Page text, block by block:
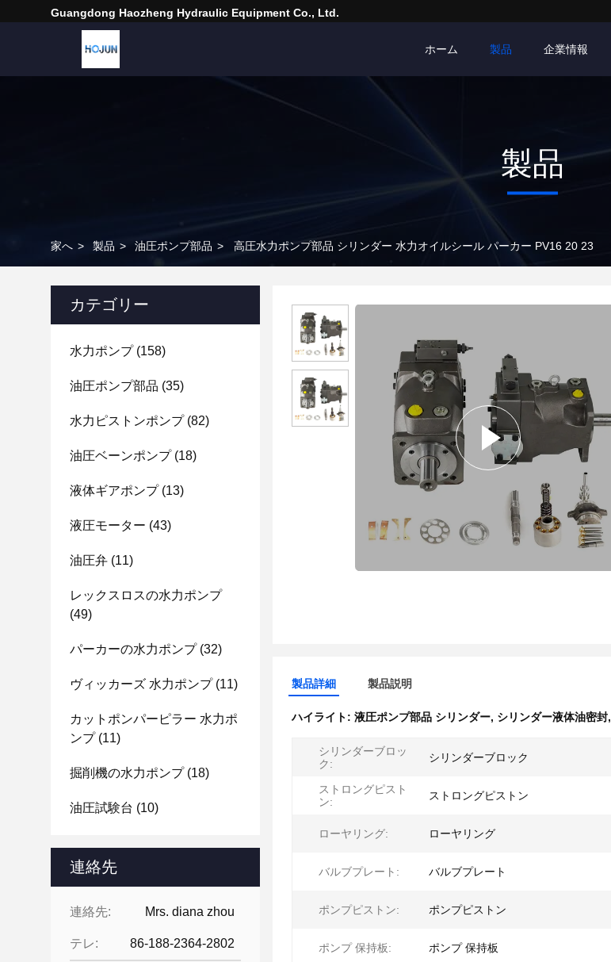
Guangdong Haozheng Hydraulic Equipment Co., Ltd.
ホーム 製品 企業情報
製品
家へ > 製品 > 油圧ポンプ部品 > 高圧水力ポンプ部品 シリンダー 水力オイルシール パーカー PV16 20 23
カテゴリー
水力ポンプ(158)
油圧ポンプ部品 (35)
水力ピストンポンプ(82)
油圧ベーンポンプ(18)
液体ギアポンプ(13)
液圧モーター (43)
油圧弁 (11)
レックスロスの水力ポンプ
(49)
パーカーの水力ポンプ(32)
ヴィッカーズ 水力ポンプ(11)
カットポンパーピラー 水力ポ
ンプ(11)
掘削機の水力ポンプ(18)
油圧試験台 (10)
連絡先
連絡先: Mrs. diana zhou
テレ: 86-188-2364-2802
製品詳細 製品説明
ハイライト: 液圧ポンプ部品 シリンダー, シリンダー液体油密封,
シリンダーブロッ
ク:
シリンダーブロック
ストロングピスト
ン:
ストロングピストン
ローヤリング: ローヤリング
バルブプレート: バルブプレート
ポンプピストン: ポンプピストン
ポンプ 保持板: ポンプ 保持板